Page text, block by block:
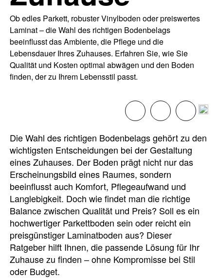
Ob edles Parkett, robuster Vinylboden oder preiswertes
Laminat – die Wahl des richtigen Bodenbelags
beeinflusst das Ambiente, die Pflege und die
Lebensdauer Ihres Zuhauses. Erfahren Sie, wie Sie
Qualität und Kosten optimal abwägen und den Boden
finden, der zu Ihrem Lebensstil passt.
Die Wahl des richtigen Bodenbelags gehört zu den
wichtigsten Entscheidungen bei der Gestaltung
eines Zuhauses. Der Boden prägt nicht nur das
Erscheinungsbild eines Raumes, sondern
beeinflusst auch Komfort, Pflegeaufwand und
Langlebigkeit. Doch wie findet man die richtige
Balance zwischen Qualität und Preis? Soll es ein
hochwertiger Parkettboden sein oder reicht ein
preisgünstiger Laminatboden aus? Dieser
Ratgeber hilft Ihnen, die passende Lösung für Ihr
Zuhause zu finden – ohne Kompromisse bei Stil
oder Budget.